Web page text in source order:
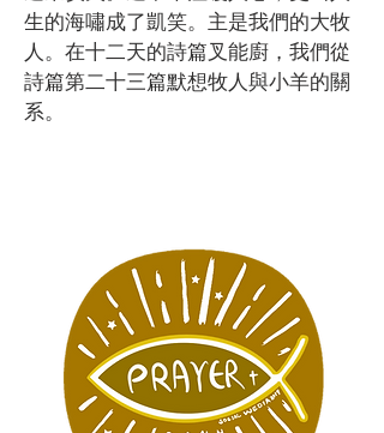
生的海嘯成了凱笑。主是我們的大牧
人。在十二天的詩篇叉能廚，我們從
詩篇第二十三篇默想牧人與小羊的關
系。